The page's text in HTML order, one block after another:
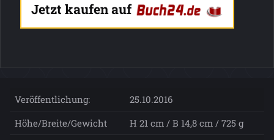
Jetzt kaufen auf
Veröffentlichung:
25.10.2016
Höhe/Breite/Gewicht
H 21 cm / B 14,8 cm / 725 g